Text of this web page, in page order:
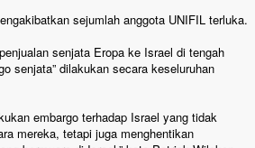
sejumlah anggota UNIFIL terluka.
senjata Eropa ke Israel di tengah
senjata” dilakukan secara keseluruhan
embargo terhadap Israel yang tidak
mereka, tetapi juga menghentikan